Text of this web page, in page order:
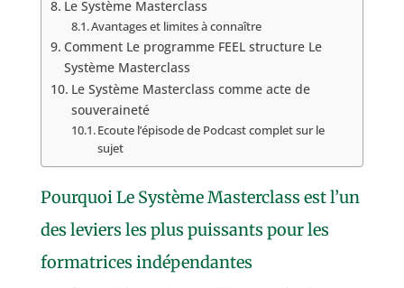
Le Système Masterclass
Avantages et limites à connaître
Comment Le programme FEEL structure Le
Système Masterclass
Le Système Masterclass comme acte de
souveraineté
Ecoute l’épisode de Podcast complet sur le
sujet
Pourquoi Le Système Masterclass est l’un
des leviers les plus puissants pour les
formatrices indépendantes